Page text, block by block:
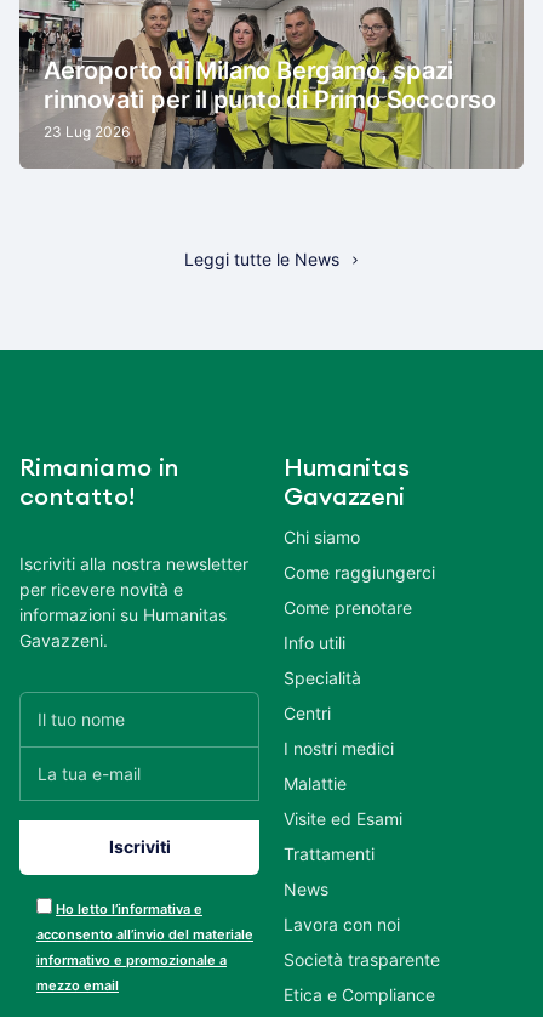
Aeroporto di Milano Bergamo, spazi
rinnovati per il punto di Primo Soccorso
23 Lug 2026
Leggi tutte le News
Rimaniamo in
contatto!
Iscriviti alla nostra newsletter
per ricevere novità e
informazioni su Humanitas
Gavazzeni.
Ho letto l’informativa e
acconsento all’invio del materiale
informativo e promozionale a
mezzo email
Humanitas
Gavazzeni
Chi siamo
Come raggiungerci
Come prenotare
Info utili
Specialità
Centri
I nostri medici
Malattie
Visite ed Esami
Trattamenti
News
Lavora con noi
Società trasparente
Etica e Compliance